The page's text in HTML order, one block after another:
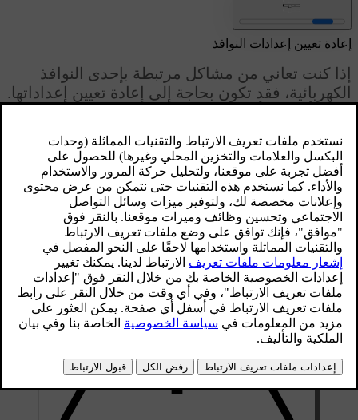
تسجيل الدخول
محدّث ١٦‏/٠٤‏/٢٠٢٥
إعادة تعيين إعدادات النوافذ
إذا كنت تعاني من مشاكل مرتبطة بإحدى النوافذ
الكهربائية، فقد تكون بحاجة إلى إعادة تعيين إعداداتها.
النوافذ من أجل إعادة تنشيط وظائف الحماية من
القَرص والحركة التلقائية.